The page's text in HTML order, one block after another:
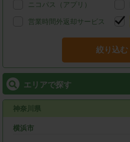
ニコパス（アプリ）
営業時間外返却サービス
絞り込む
エリアで探す
神奈川県
横浜市